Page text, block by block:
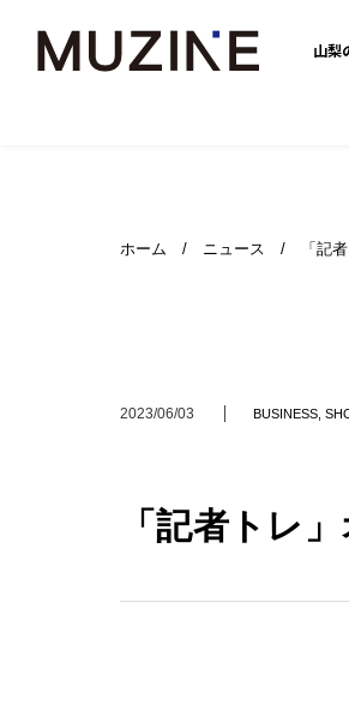
山梨
ホーム / ニュース / 「記者
2023/06/03 BUSINESS
「記者トレ